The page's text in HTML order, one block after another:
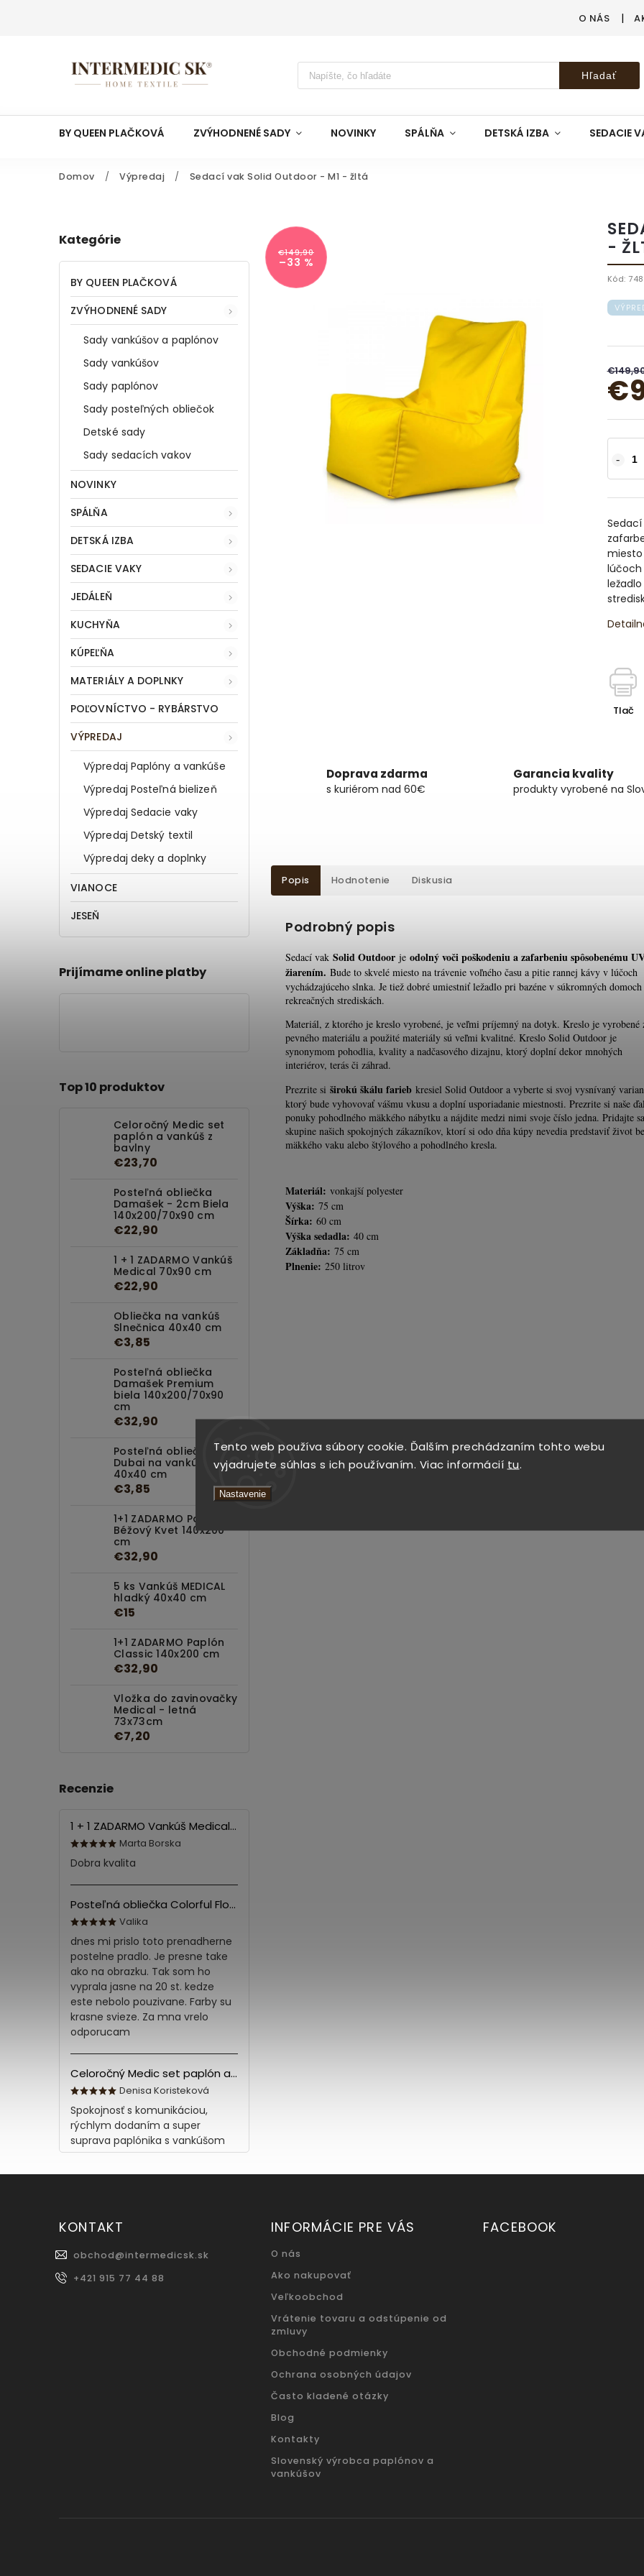
Tento web používa súbory cookie. Ďalším prechádzaním tohto webu
vyjadrujete súhlas s ich používaním. Viac informácií tu.
Nastavenie
O NÁS
Hľadať
BY QUEEN PLAČKOVÁ ZVÝHODNENÉ SADY NOVINKY SPÁLŇA DETSKÁ IZBA SEDACIE
Domov / Výpredaj / Sedací vak Solid Outdoor - M1 - žltá
Kategórie
BY QUEEN PLAČKOVÁ
ZVÝHODNENÉ SADY
Sady vankúšov a paplónov
Sady vankúšov
Sady paplónov
Sady posteľných obliečok
Detské sady
Sady sedacích vakov
NOVINKY
SPÁLŇA
DETSKÁ IZBA
SEDACIE VAKY
JEDÁLEŇ
KUCHYŇA
KÚPEĽŇA
MATERIÁLY A DOPLNKY
POĽOVNÍCTVO - RYBÁRSTVO
VÝPREDAJ
Výpredaj Paplóny a vankúše
Výpredaj Posteľná bielizeň
Výpredaj Sedacie vaky
Výpredaj Detský textil
Výpredaj deky a doplnky
VIANOCE
JESEŇ
Prijímame online platby
Top 10 produktov
Celoročný Medic set
paplón a vankúš z
bavlny
€23,70
Posteľná obliečka
Damašek - 2cm Biela
140x200/70x90 cm
€22,90
1 + 1 ZADARMO Vankúš
Medical 70x90 cm
€22,90
Obliečka na vankúš
Slnečnica 40x40 cm
€3,85
Posteľná obliečka
Damašek Premium
biela 140x200/70x90
cm
€32,90
Posteľná obliečka
Dubai na vankúšik
40x40 cm
€3,85
1+1 ZADARMO Paplón
Béžový Kvet 140x200
cm
€32,90
5 ks Vankúš MEDICAL
hladký 40x40 cm
€15
1+1 ZADARMO Paplón
Classic 140x200 cm
€32,90
Vložka do zavinovačky
Medical - letná
73x73cm
€7,20
Recenzie
1 + 1 ZADARMO Vankúš Medical 70x90 cm
Marta Borska
Dobra kvalita
Posteľná obliečka Colorful Flowers Modrá 140x200/70x90 cm
Valika
dnes mi prislo toto prenadherne
postelne pradlo. Je presne take
ako na obrazku. Tak som ho
vyprala jasne na 20 st. kedze
este nebolo pouzivane. Farby su
krasne svieze. Za mna vrelo
odporucam
Celoročný Medic set paplón a vankúš z bavlny
Denisa Koristeková
Spokojnosť s komunikáciou,
rýchlym dodaním a super
suprava paplónika s vankúšom
€149,90
–33 %
-
Kód:
lúčoch
Tlač
Doprava zdarma
s kuriérom nad 60€
Garancia kvality
produkty vyrobené na
Popis Hodnotenie Diskusia
Podrobný popis
Sedací vak Solid Outdoor je odolný voči poškodeniu a zafarbeniu spôsobenému
žiarením. Bude to skvelé miesto na trávenie voľného času a pitie rannej kávy v lúčoch
vychádzajúceho slnka. Je tiež dobré umiestniť ležadlo pri bazéne v súkromných
rekreačných strediskách.
Materiál, z ktorého je kreslo vyrobené, je veľmi príjemný na dotyk. Kreslo je vyrobené
pevného materiálu a použité materiály sú veľmi kvalitné. Kreslo Solid Outdoor je
synonymom pohodlia, kvality a nadčasového dizajnu, ktorý doplní dekor mnohých
interiérov, terás či záhrad.
Prezrite si širokú škálu farieb kresiel Solid Outdoor a vyberte si svoj vysnívaný
ktorý bude vyhovovať vášmu vkusu a doplní usporiadanie miestnosti. Prezrite si naše
ponuky pohodlného mäkkého nábytku a nájdite medzi nimi svoje číslo jedna. Pridajte
skupine našich spokojných zákazníkov, ktorí si odo dňa kúpy nevedia predstaviť život
mäkkého vaku alebo štýlového a pohodlného kresla.
Materiál: vonkajší polyester
Výška: 75 cm
Šírka: 60 cm
Výška sedadla: 40 cm
Základňa: 75 cm
Plnenie: 250 litrov
KONTAKT
obchod@intermedicsk.sk
+421 915 77 44 88
INFORMÁCIE PRE VÁS
O nás
Ako nakupovať
Veľkoobchod
Vrátenie tovaru a odstúpenie od
zmluvy
Obchodné podmienky
Ochrana osobných údajov
Často kladené otázky
Blog
Kontakty
Slovenský výrobca paplónov a
vankúšov
FACEBOOK